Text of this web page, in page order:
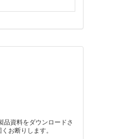
資料をダウンロードさ
お断りします。